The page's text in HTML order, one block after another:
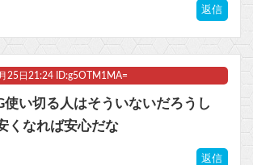
返信
25日21:24 ID:g5OTM1MA=
使い切る人はそういないだろうし
くなれば安心だな
返信